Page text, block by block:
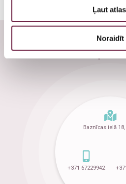
Ļaut
Noraidīt
Nevilcinies un
Baznīcas ielā 18,
+371 67229942